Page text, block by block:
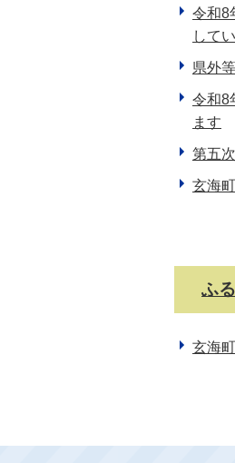
令和8
して
県外
令和8
ます
第五
玄海
ふ
玄海